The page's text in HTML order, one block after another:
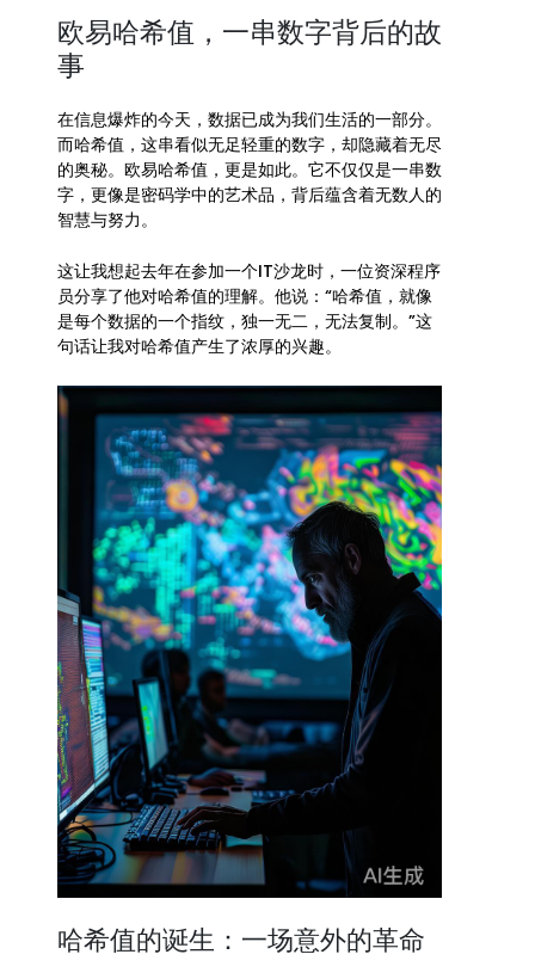
欧易哈希值，一串数字背后的故
事
在信息爆炸的今天，数据已成为我们生活的一部分。
而哈希值，这串看似无足轻重的数字，却隐藏着无尽
的奥秘。欧易哈希值，更是如此。它不仅仅是一串数
字，更像是密码学中的艺术品，背后蕴含着无数人的
智慧与努力。
这让我想起去年在参加一个IT沙龙时，一位资深程序
员分享了他对哈希值的理解。他说：“哈希值，就像
是每个数据的一个指纹，独一无二，无法复制。”这
句话让我对哈希值产生了浓厚的兴趣。
哈希值的诞生：一场意外的革命